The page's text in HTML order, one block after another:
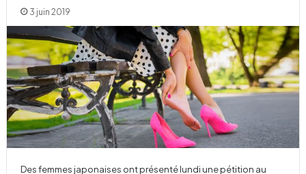
3 juin 2019
Des femmes japonaises ont présenté lundi une pétition au